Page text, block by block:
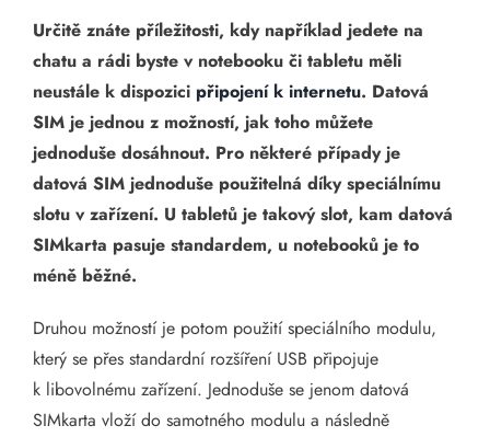
Určitě znáte příležitosti, kdy například jedete na
chatu a rádi byste v notebooku či tabletu měli
neustále k dispozici připojení k internetu. Datová
SIM je jednou z možností, jak toho můžete
jednoduše dosáhnout. Pro některé případy je
datová SIM jednoduše použitelná díky speciálnímu
slotu v zařízení. U tabletů je takový slot, kam datová
SIMkarta pasuje standardem, u notebooků je to
méně běžné.
Druhou možností je potom použití speciálního modulu,
který se přes standardní rozšíření USB připojuje
k libovolnému zařízení. Jednoduše se jenom datová
SIMkarta vloží do samotného modulu a následně